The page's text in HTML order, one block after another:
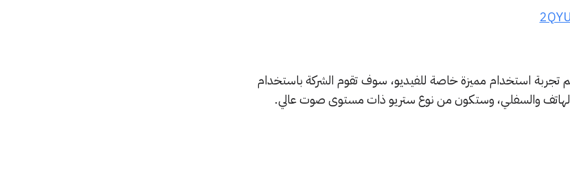
استخدام مميزة خاصة للفيديو، سوف تقوم الشركة باستخدام
والسفلي، وستكون من نوع ستريو ذات مستوى صوت عالي.